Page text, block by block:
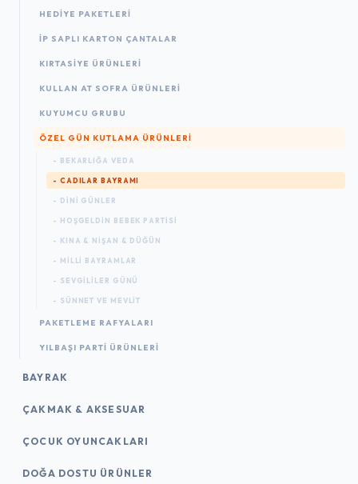
HEDIYE PAKETLERI
İP SAPLI KARTON ÇANTALAR
KIRTASIYE ÜRÜNLERI
KULLAN AT SOFRA ÜRÜNLERI
KUYUMCU GRUBU
ÖZEL GÜN KUTLAMA ÜRÜNLERI
- BEKARLIĞA VEDA
- CADILAR BAYRAMI
- DINI GÜNLER
- HOŞGELDIN BEBEK PARTISI
- KINA & NIŞAN & DÜĞÜN
- MILLI BAYRAMLAR
- SEVGILILER GÜNÜ
- SÜNNET VE MEVLIT
PAKETLEME RAFYALARI
YILBAŞI PARTI ÜRÜNLERI
BAYRAK
ÇAKMAK & AKSESUAR
ÇOCUK OYUNCAKLARI
DOĞA DOSTU ÜRÜNLER